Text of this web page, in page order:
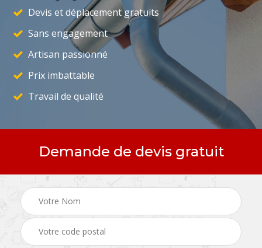
Devis et déplacement gratuits
Sans engagement
Artisan passionné
Prix imbattable
Travail de qualité
Demande de devis gratuit